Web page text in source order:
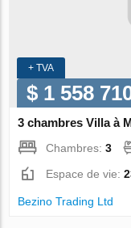
+ TVA
$ 1 558
3 chambres Villa à
Chambres:3
Espace de vie:
Bezino Trading Ltd